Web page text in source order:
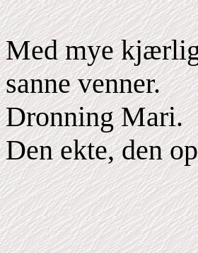
Med mye
sanne venner.
Dronning Mari.
Den ekte, den